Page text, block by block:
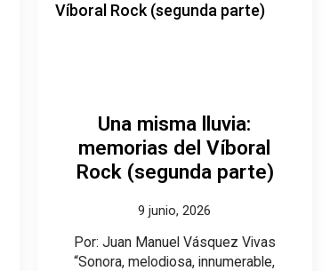
Una misma lluvia:
memorias del Víboral
Rock (segunda parte)
9 junio, 2026
Por: Juan Manuel Vásquez Vivas
“Sonora, melodiosa, innumerable,